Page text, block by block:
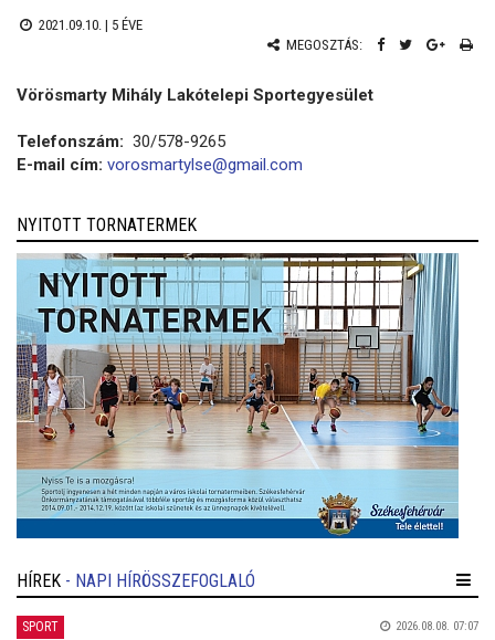
2021.09.10. | 5 ÉVE
MEGOSZTÁS:
Vörösmarty Mihály Lakótelepi Sportegyesület
Telefonszám: 30/578-9265
E-mail cím: vorosmartylse@gmail.com
NYITOTT TORNATERMEK
HÍREK - NAPI HÍRÖSSZEFOGLALÓ
SPORT 2026.08.08. 07:07